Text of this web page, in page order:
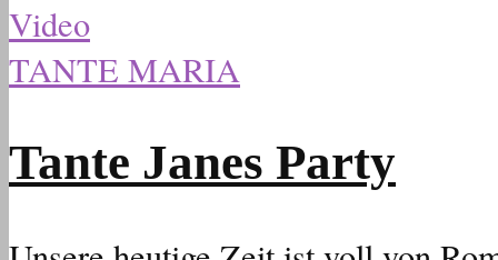
Video
TANTE MARIA
Tante Janes Party